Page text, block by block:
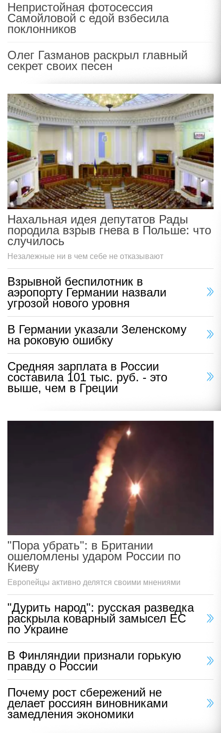
Непристойная фотосессия
Самойловой с едой взбесила
поклонников
Олег Газманов раскрыл главный
секрет своих песен
Нахальная идея депутатов Рады
породила взрыв гнева в Польше: что
случилось
Незалежные ни в чем себе не отказывают
Взрывной беспилотник в
аэропорту Германии назвали
угрозой нового уровня
В Германии указали Зеленскому
на роковую ошибку
Средняя зарплата в России
составила 101 тыс. руб. - это
выше, чем в Греции
"Пора убрать": в Британии
ошеломлены ударом России по
Киеву
Европейцы активно делятся своими мнениями
"Дурить народ": русская разведка
раскрыла коварный замысел ЕС
по Украине
В Финляндии признали горькую
правду о России
Почему рост сбережений не
делает россиян виновниками
замедления экономики